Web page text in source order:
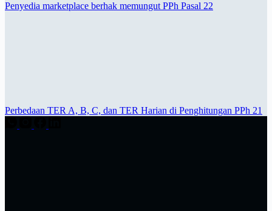
Penyedia marketplace berhak memungut PPh Pasal 22
Perbedaan TER A, B, C, dan TER Harian di Penghitungan PPh 21